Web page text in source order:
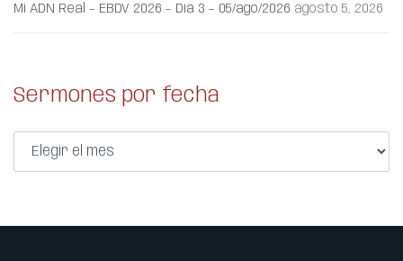
Mi ADN Real – EBDV 2026 – Día 3 – 05/ago/2026 agosto 5, 2026
Sermones por fecha